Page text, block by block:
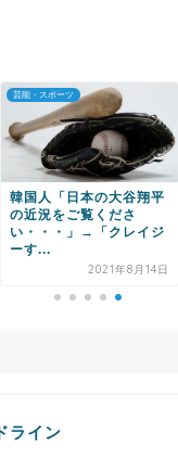
相互RSS
芸能・スポーツ
韓国人「投手大谷、つい
にリュ・ヒョンジンを超
えてしまう・・・」
→「...
2026年6月5日
ライン